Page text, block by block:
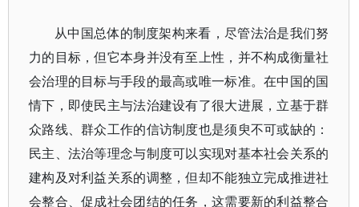
从中国总体的制度架构来看，尽管法治是我们努
力的目标，但它本身并没有至上性，并不构成衡量社
会治理的目标与手段的最高或唯一标准。在中国的国
情下，即使民主与法治建设有了很大进展，立基于群
众路线、群众工作的信访制度也是须臾不可或缺的：
民主、法治等理念与制度可以实现对基本社会关系的
建构及对利益关系的调整，但却不能独立完成推进社
会整合、促成社会团结的任务，这需要新的利益整合